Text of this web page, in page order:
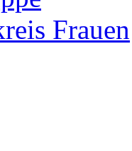
Frauen